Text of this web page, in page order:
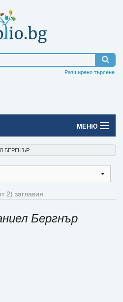
Разширено търсене
МЕНЮ
БЕРГНЪР
2) заглавия
Бергнър